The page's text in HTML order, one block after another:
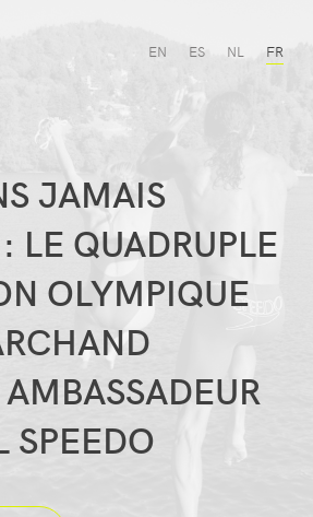
FR
EN ES NL
JAMAIS
LE QUADRUPLE
OLYMPIQUE
SPEEDO